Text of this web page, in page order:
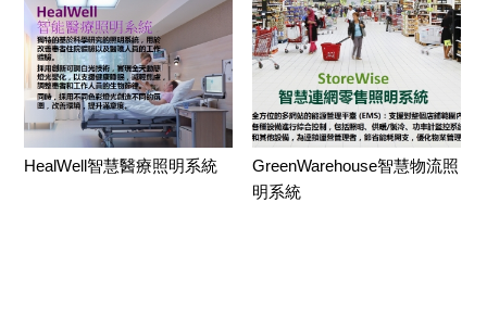
HealWell智慧醫療照明系統
GreenWarehouse智慧物流照
明系統